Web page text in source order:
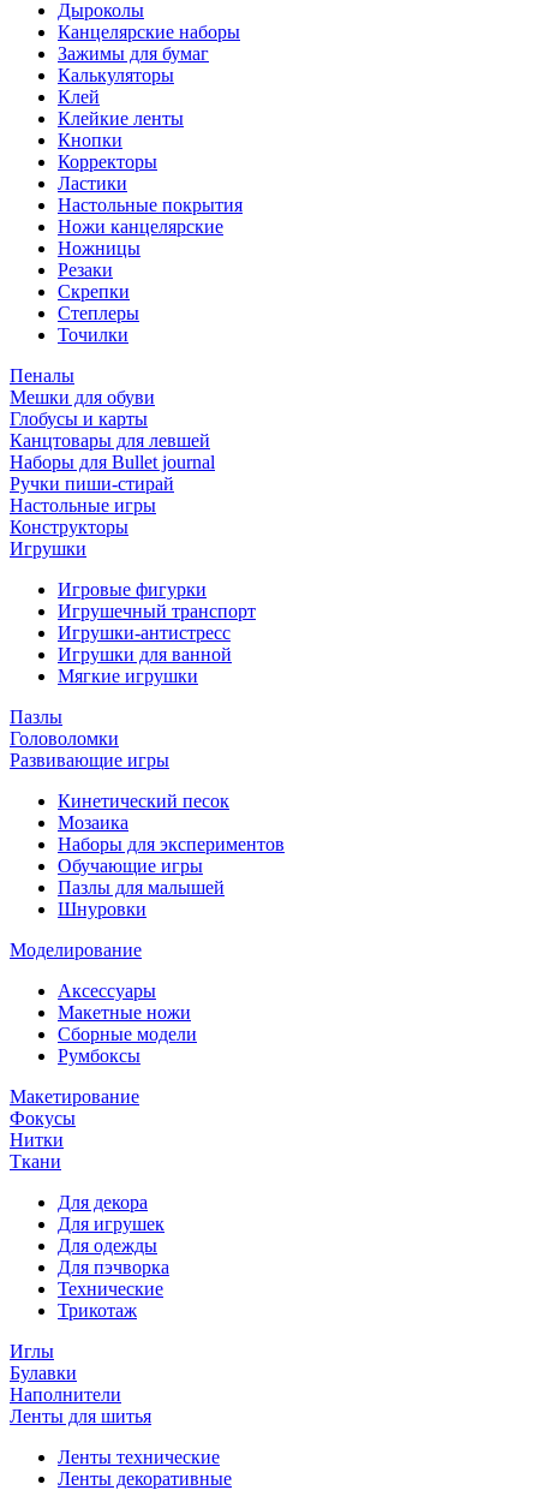
Дыроколы
Канцелярские наборы
Зажимы для бумаг
Калькуляторы
Клей
Клейкие ленты
Кнопки
Корректоры
Ластики
Настольные покрытия
Ножи канцелярские
Ножницы
Резаки
Скрепки
Степлеры
Точилки
Пеналы
Мешки для обуви
Глобусы и карты
Канцтовары для левшей
Наборы для Bullet journal
Ручки пиши-стирай
Настольные игры
Конструкторы
Игрушки
Игровые фигурки
Игрушечный транспорт
Игрушки-антистресс
Игрушки для ванной
Мягкие игрушки
Пазлы
Головоломки
Развивающие игры
Кинетический песок
Мозаика
Наборы для экспериментов
Обучающие игры
Пазлы для малышей
Шнуровки
Моделирование
Аксессуары
Макетные ножи
Сборные модели
Румбоксы
Макетирование
Фокусы
Нитки
Ткани
Для декора
Для игрушек
Для одежды
Для пэчворка
Технические
Трикотаж
Иглы
Булавки
Наполнители
Ленты для шитья
Ленты технические
Ленты декоративные